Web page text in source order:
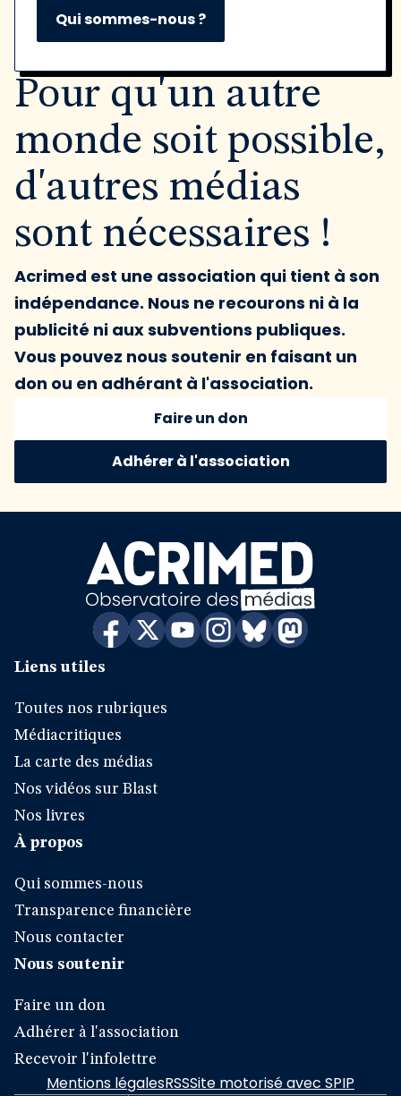
Qui sommes-nous ?
Pour qu'un autre
monde soit possible,
d'autres médias
sont nécessaires !
Acrimed est une association qui tient à son
indépendance. Nous ne recourons ni à la
publicité ni aux subventions publiques.
Vous pouvez nous soutenir en faisant un
don ou en adhérant à l'association.
Faire un don
Adhérer à l'association
Liens utiles
Toutes nos rubriques
Médiacritiques
La carte des médias
Nos vidéos sur Blast
Nos livres
À propos
Qui sommes-nous
Transparence financière
Nous contacter
Nous soutenir
Faire un don
Adhérer à l'association
Recevoir l'infolettre
Mentions légalesRSSSite motorisé avec SPIP